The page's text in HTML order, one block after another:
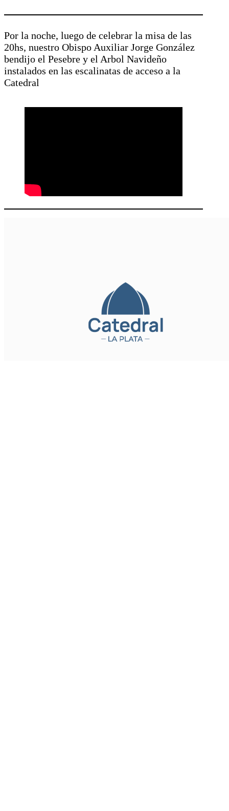
Por la noche, luego de celebrar la misa de las
20hs, nuestro Obispo Auxiliar Jorge González
bendijo el Pesebre y el Arbol Navideño
instalados en las escalinatas de acceso a la
Catedral